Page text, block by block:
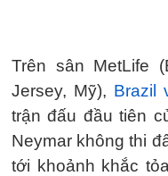
Trên sân MetLife
Jersey, Mỹ), Brazil
trận đấu đầu tiên
Neymar không thi
tới khoảnh khắc